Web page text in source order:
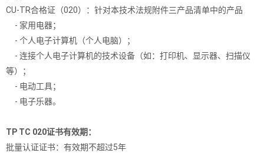
CU-TR合格证（020）：针对本技术法规附件三产品清单中的产品
- 家用电器；
- 个人电子计算机（个人电脑）；
- 连接个人电子计算机的技术设备（如：打印机、显示器、扫描仪
等）；
- 电动工具；
- 电子乐器。
TP TC 020证书有效期：
批量认证证书：有效期不超过5年